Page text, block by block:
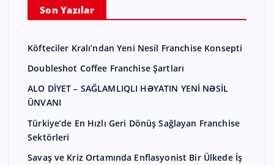
Son Yazılar
Köfteciler Kralı’ndan Yeni Nesil Franchise Konsepti
Doubleshot Coffee Franchise Şartları
ALO DİYET – SAĞLAMLIQLI HƏYATIN YENİ NƏSİL
ÜNVANI
Türkiye’de En Hızlı Geri Dönüş Sağlayan Franchise
Sektörleri
Savaş ve Kriz Ortamında Enflasyonist Bir Ülkede İş